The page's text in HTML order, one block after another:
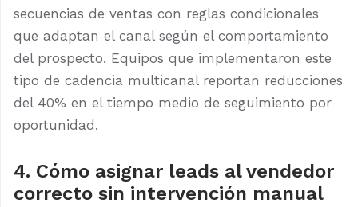
secuencias de ventas con reglas condicionales
que adaptan el canal según el comportamiento
del prospecto. Equipos que implementaron este
tipo de cadencia multicanal reportan reducciones
del 40% en el tiempo medio de seguimiento por
oportunidad.
4. Cómo asignar leads al vendedor
correcto sin intervención manual